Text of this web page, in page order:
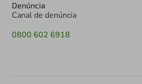
Denúncia
Canal de denúncia
0800 602 6918